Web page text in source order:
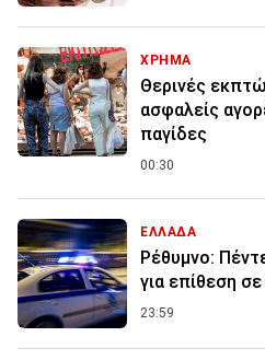
ΧΡΗΜΑ
Θερινές
ασφαλείς
παγίδες
00:30
ΕΛΛΑΔΑ
Ρέθυμνο:
για επίθεση
23:59